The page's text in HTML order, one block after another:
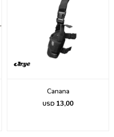
Canana
USD 13,00